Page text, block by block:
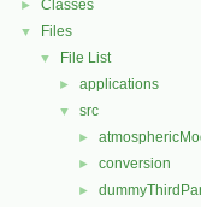
► Classes
▼ Files
▼ File List
► applications
▼ src
►
► conversion
►